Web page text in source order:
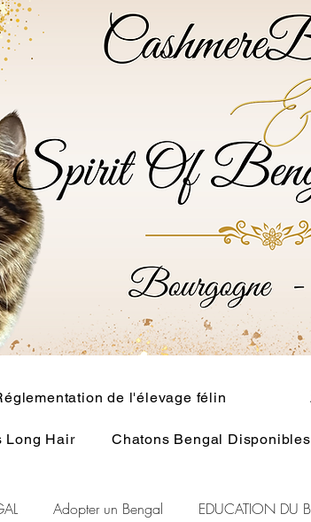
de l'élevage félin
Long Hair Chatons Bengal Disponibles
Adopter un Bengal EDUCATION DU